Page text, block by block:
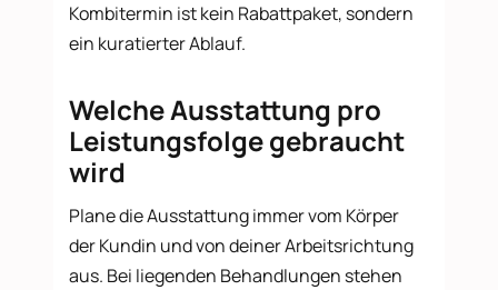
Kombitermin ist kein Rabattpaket, sondern
ein kuratierter Ablauf.
Welche Ausstattung pro
Leistungsfolge gebraucht
wird
Plane die Ausstattung immer vom Körper
der Kundin und von deiner Arbeitsrichtung
aus. Bei liegenden Behandlungen stehen